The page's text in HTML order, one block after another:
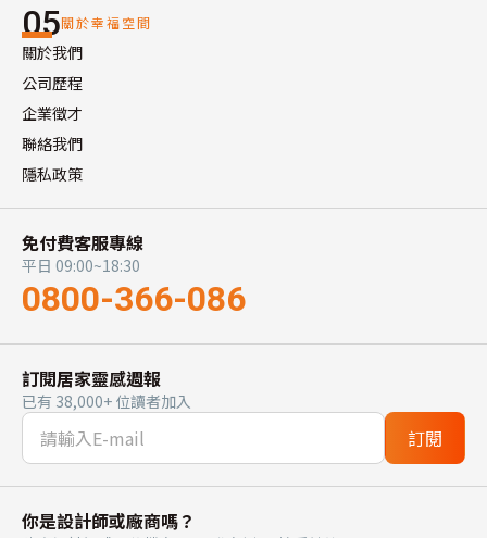
05關於幸福空間
關於我們
公司歷程
企業徵才
聯絡我們
隱私政策
免付費客服專線
平日 09:00~18:30
0800-366-086
訂閱居家靈感週報
已有 38,000+ 位讀者加入
訂閱
你是設計師或廠商嗎？